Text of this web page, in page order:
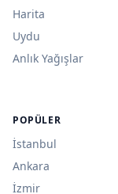
Harita
Uydu
Anlık Yağışlar
POPÜLER
İstanbul
Ankara
İzmir